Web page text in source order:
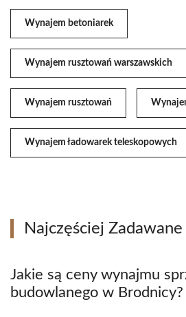
Wynajem betoniarek
Wynajem rusztowań warszawskich
Wynajem rusztowań
Wynajem ładowarek teleskopowych
Najczęściej
Jakie są ceny wynajmu
budowlanego w Brodnicy?